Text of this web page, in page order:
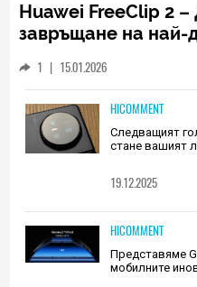
Huawei FreeClip 2
завръщане на най-
1 | 15.01.2026
HICOMMENT
Следващият
стане вашият
19.12.2025
HICOMMENT
Представяме
мобилните